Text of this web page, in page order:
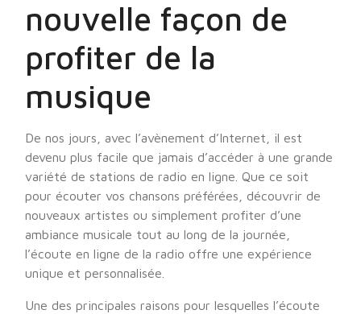
nouvelle façon de
profiter de la
musique
De nos jours, avec l’avènement d’Internet, il est
devenu plus facile que jamais d’accéder à une grande
variété de stations de radio en ligne. Que ce soit
pour écouter vos chansons préférées, découvrir de
nouveaux artistes ou simplement profiter d’une
ambiance musicale tout au long de la journée,
l’écoute en ligne de la radio offre une expérience
unique et personnalisée.
Une des principales raisons pour lesquelles l’écoute